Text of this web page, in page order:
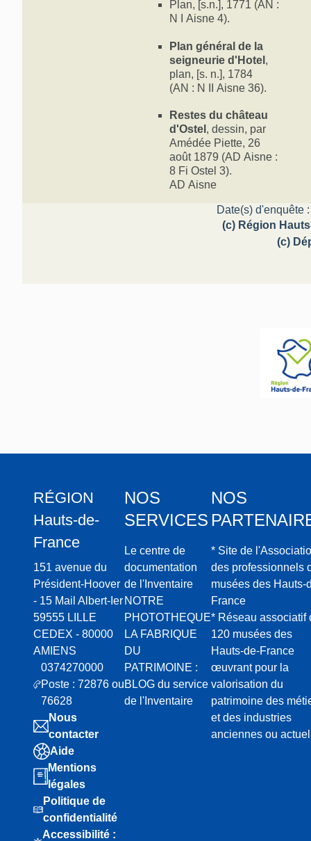
Plan, [s.n.], 1771 (AN :
N I Aisne 4).
Plan général de la
seigneurie d'Hotel ,
plan, [s. n.], 1784
(AN : N II Aisne 36).
Restes du château
d'Ostel , dessin, par
Amédée Piette, 26
août 1879 (AD Aisne :
8 Fi Ostel 3).
AD Aisne
Date(s) d'enquête
(c) Région
(c)
RÉGION
Hauts-de-
France
151 avenue du
Président-Hoover
- 15 Mail Albert-Ier
59555 LILLE
CEDEX - 80000
AMIENS
0374270000
Poste : 72876 ou
76628
Nous
contacter
Aide
Mentions
légales
Politique de
confidentialité
Accessibilité :
NOS
SERVICES
Le centre de
documentation
de l'Inventaire
NOTRE
PHOTOTHEQUE
LA FABRIQUE
DU
PATRIMOINE :
BLOG du service
de l'Inventaire
NOS
* Site de
des professionnels
musées des Hauts-
France
* Réseau associatif
120 musées des
Hauts-de-France
œuvrant pour la
valorisation du
patrimoine des
et des industries
anciennes ou